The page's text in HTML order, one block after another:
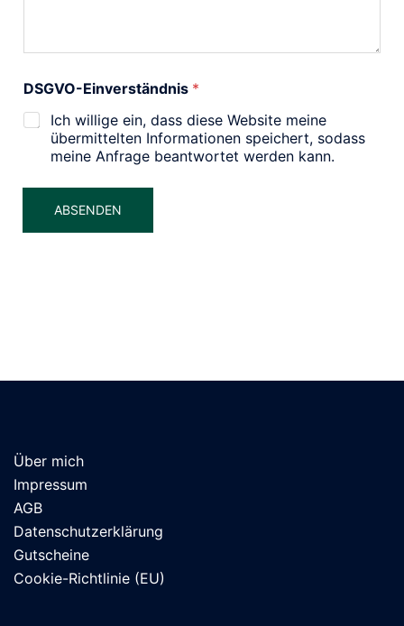
DSGVO-Einverständnis *
Ich willige ein, dass diese Website meine
übermittelten Informationen speichert, sodass
meine Anfrage beantwortet werden kann.
ABSENDEN
Über mich
Impressum
AGB
Datenschutzerklärung
Gutscheine
Cookie-Richtlinie (EU)